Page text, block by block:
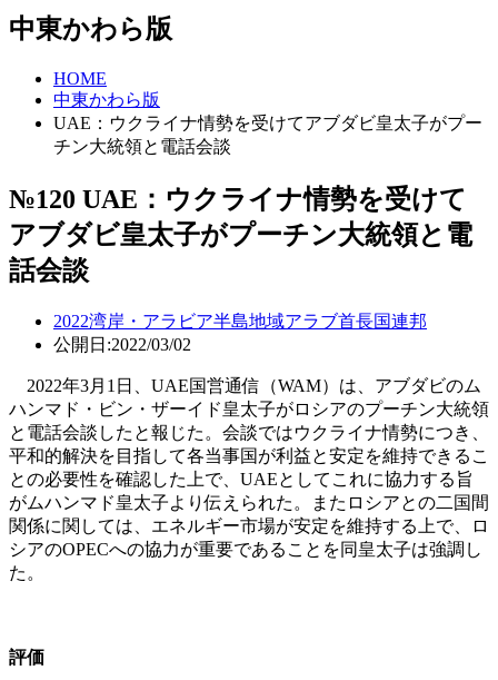
中東かわら版
HOME
中東かわら版
UAE：ウクライナ情勢を受けてアブダビ皇太子がプー
チン大統領と電話会談
№120 UAE：ウクライナ情勢を受けて
アブダビ皇太子がプーチン大統領と電
話会談
2022湾岸・アラビア半島地域アラブ首長国連邦
公開日:2022/03/02
2022年3月1日、UAE国営通信（WAM）は、アブダビのム
ハンマド・ビン・ザーイド皇太子がロシアのプーチン大統領
と電話会談したと報じた。会談ではウクライナ情勢につき、
平和的解決を目指して各当事国が利益と安定を維持できるこ
との必要性を確認した上で、UAEとしてこれに協力する旨
がムハンマド皇太子より伝えられた。またロシアとの二国間
関係に関しては、エネルギー市場が安定を維持する上で、ロ
シアのOPECへの協力が重要であることを同皇太子は強調し
た。
評価